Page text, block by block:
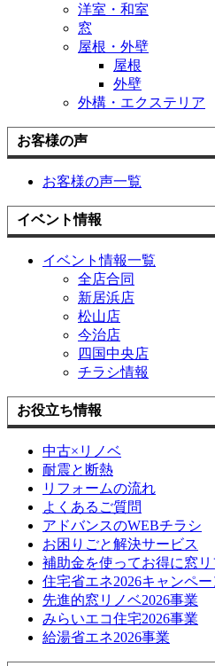
洋室・和室
窓
屋根・外壁
屋根
外壁
外構・エクステリア
お客様の声
お客様の声一覧
イベント情報
イベント情報一覧
全店合同
新居浜店
松山店
今治店
四国中央店
チラシ情報
お役立ち情報
中古×リノベ
耐震と断熱
リフォームの流れ
よくあるご質問
アドバンスのWEBチラシ
お困りごと解決サービス
補助金を使ってお得に窓リ
住宅省エネ2026キャンペー
先進的窓リノベ2026事業
みらいエコ住宅2026事業
給湯省エネ2026事業